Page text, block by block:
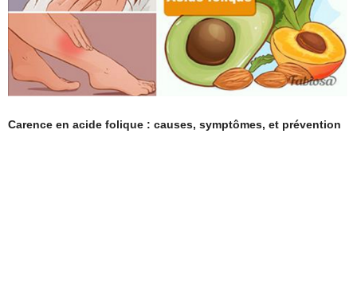
Carence en acide folique : causes, symptômes, et prévention